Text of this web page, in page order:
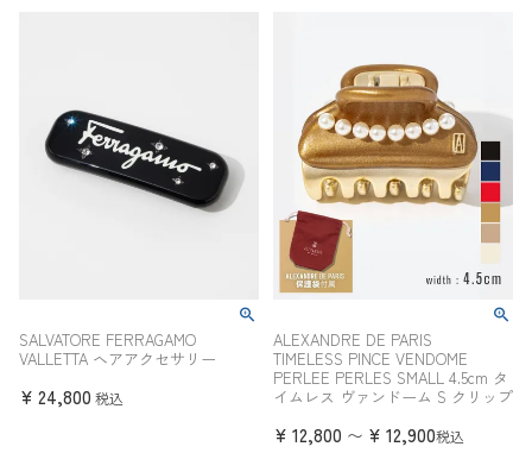
SALVATORE FERRAGAMO
VALLETTA ヘアアクセサリー
¥ 24,800 税込
ALEXANDRE DE PARIS
TIMELESS PINCE VENDOME
PERLEE PERLES SMALL 4.5cm タ
イムレス ヴァンドーム S クリップ
¥ 12,800 〜 ¥ 12,900税込